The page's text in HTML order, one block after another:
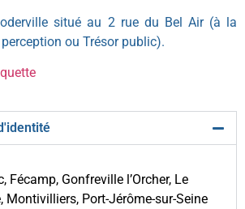
situé au 2 rue du Bel Air (à la
ou Trésor public).
Fécamp, Gonfreville l’Orcher, Le
Montivilliers, Port-Jérôme-sur-Seine